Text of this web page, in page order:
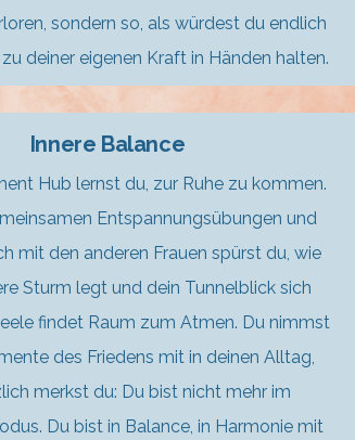
sondern so, als würdest du endlich
deiner eigenen Kraft in Händen halten.
Innere Balance
Hub lernst du, zur Ruhe zu kommen.
Entspannungsübungen und
mit den anderen Frauen spürst du, wie
Sturm legt und dein Tunnelblick sich
findet Raum zum Atmen. Du nimmst
des Friedens mit in deinen Alltag,
merkst du: Du bist nicht mehr im
Du bist in Balance, in Harmonie mit